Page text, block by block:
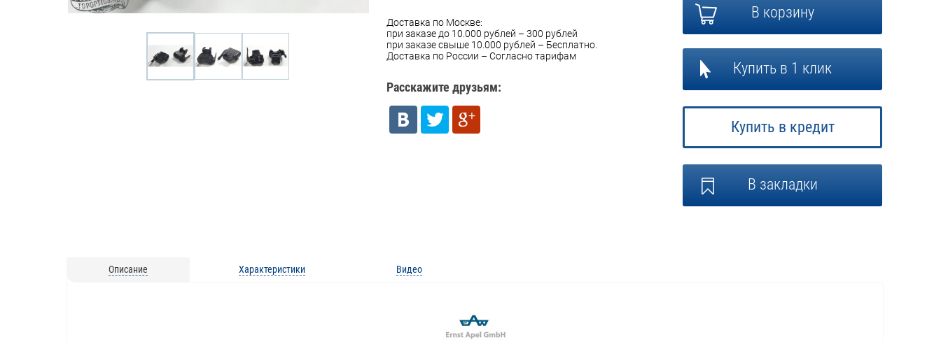
Доставка по Москве:
при заказе до 10.000 рублей – 300 рублей
при заказе свыше 10.000 рублей – Бесплатно.
Доставка по России – Согласно тарифам
Расскажите друзьям:
В корзину
Купить в 1 клик
Купить в кредит
В закладки
Описание Характеристики Видео